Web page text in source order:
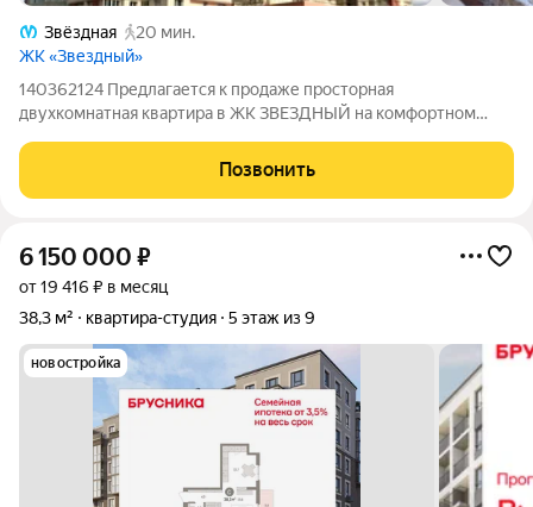
Звёздная
20 мин.
ЖК «Звездный»
140362124 Предлагается к продаже просторная
двухкомнатная квартира в ЖК ЗВЕЗДНЫЙ на комфортном
просторной кухни В комнатах окна-эркеры и элегантный
балкон на кухне. Квартира очень тёплая и тихая, окна
Позвонить
6 150 000 ₽
от 19 416 ₽ в месяц
38,3 м²
квартира-студия 5 этаж из 9
новостройка